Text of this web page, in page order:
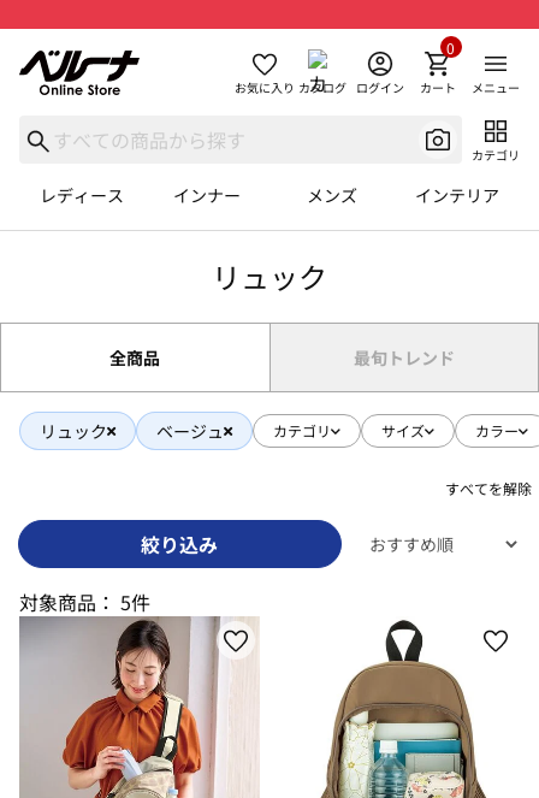
お気に入り カタログ ログイン カート
0
メニュー
カテゴリ
レディース インナー メンズ インテリア
リュック
全商品 最旬トレンド
リュック ベージュ カテゴリ サイズ カラー
すべてを解除
絞り込み
対象商品： 5件